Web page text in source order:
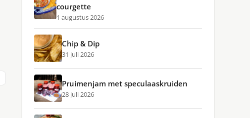
courgette
1 augustus 2026
Chip & Dip
31 juli 2026
Pruimenjam met speculaaskruiden
28 juli 2026